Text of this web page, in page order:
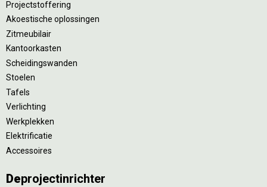
Projectstoffering
Akoestische oplossingen
Zitmeubilair
Kantoorkasten
Scheidingswanden
Stoelen
Tafels
Verlichting
Werkplekken
Elektrificatie
Accessoires
Deprojectinrichter